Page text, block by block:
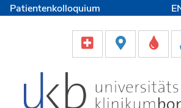
Patientenkolloquium
Lob & Beschwerde
Karriere
Helfen & Spenden
Medien